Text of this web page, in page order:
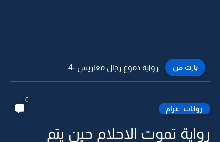
بارت من رواية دموع رجال معاريس -3
روايات_غرام
0
رواية تموت الاحلام حين يتم